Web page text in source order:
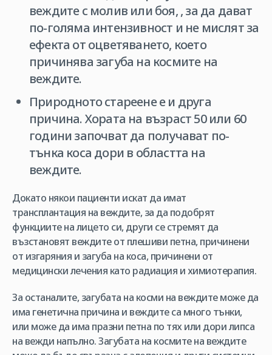
веждите с молив или боя, , за да дават
по-голяма интензивност и не мислят за
ефекта от оцветяването, което
причинява загуба на космите на
веждите.
Природното стареене е и друга
причина. Хората на възраст 50 или 60
години започват да получават по-
тънка коса дори в областта на
веждите.
Докато някои пациенти искат да имат
трансплантация на веждите, за да подобрят
функциите на лицето си, други се стремят да
възстановят веждите от плешиви петна, причинени
от изгаряния и загуба на коса, причинени от
медицински лечения като радиация и химиотерапия.
За останалите, загубата на косми на веждите може да
има генетична причина и веждите са много тънки,
или може да има празни петна по тях или дори липса
на вежди напълно. Загубата на космите на веждите